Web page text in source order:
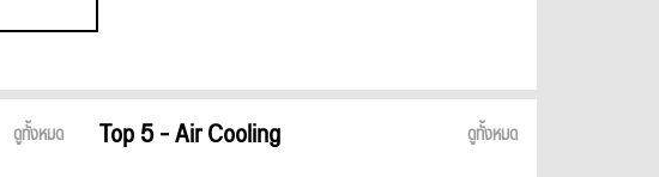
ดูทั้งหมด Top 5 - Air Cooling ดูทั้งหมด